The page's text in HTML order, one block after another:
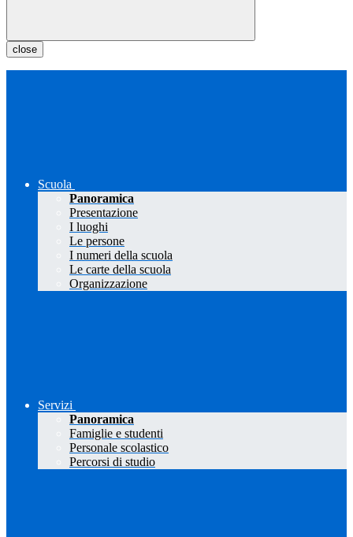
close
Scuola
Panoramica
Presentazione
I luoghi
Le persone
I numeri della scuola
Le carte della scuola
Organizzazione
Servizi
Panoramica
Famiglie e studenti
Personale scolastico
Percorsi di studio